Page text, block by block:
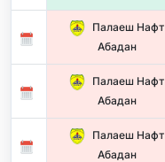
Палаеш Нафт
Абадан
Палаеш Нафт
Абадан
Палаеш Нафт
Абадан